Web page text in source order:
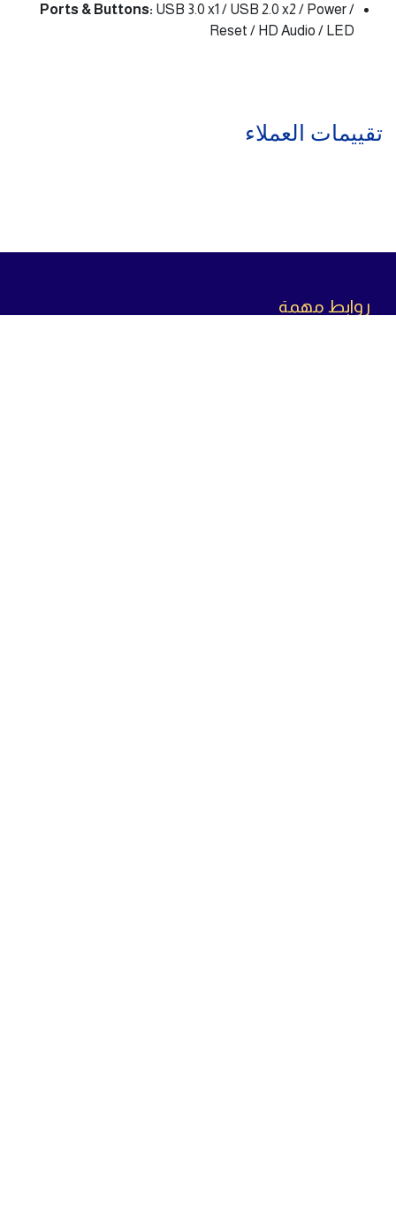
Ports & Buttons: USB 3.0 x1 / USB 2.0 x2 / Power /
Reset / HD Audio / LED
تقييمات العملاء
روابط مهمة